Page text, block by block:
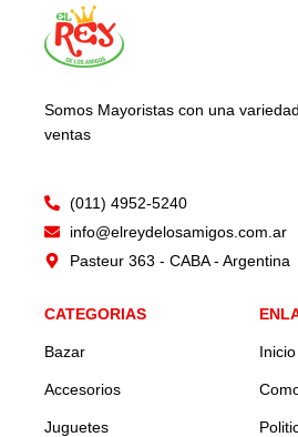
Somos Mayoristas con una
ventas
(011) 4952-5240
info@elreydelosamigos.com.ar
Pasteur 363 - CABA - Argentina
CATEGORIAS
Bazar
Accesorios
Juguetes
Inicio